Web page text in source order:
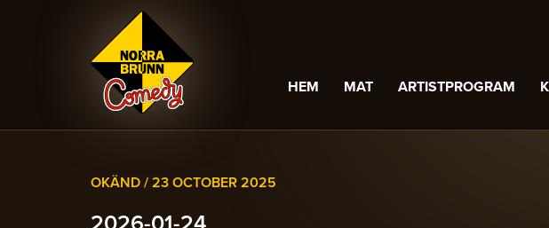
HEM
MAT ARTISTPROGRAM
OKÄND / 23 OCTOBER 2025